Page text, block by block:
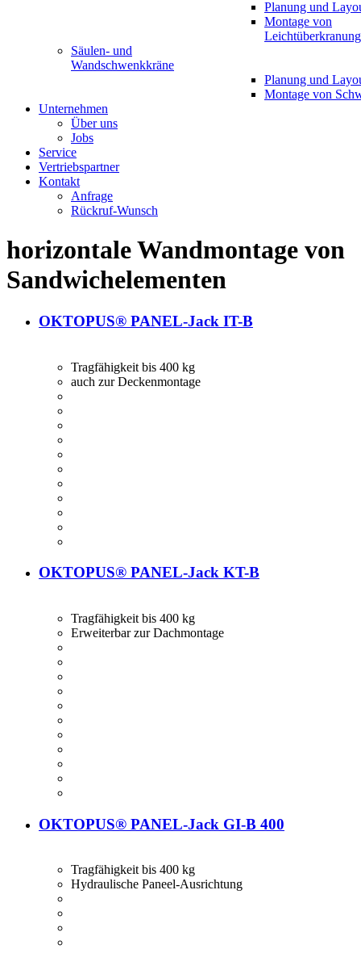
Planung und
Montage von
Säulen- und
Wandschwenkkräne
Planung und
Montage von
Unternehmen
Über uns
Jobs
Service
Vertriebspartner
Kontakt
Anfrage
Rückruf-Wunsch
horizontale Wandmontage von
Sandwichelementen
OKTOPUS® PANEL-Jack IT-B
Tragfähigkeit bis 400 kg
auch zur Deckenmontage
OKTOPUS® PANEL-Jack KT-B
Tragfähigkeit bis 400 kg
Erweiterbar zur Dachmontage
OKTOPUS® PANEL-Jack GI-B 400
Tragfähigkeit bis 400 kg
Hydraulische Paneel-Ausrichtung